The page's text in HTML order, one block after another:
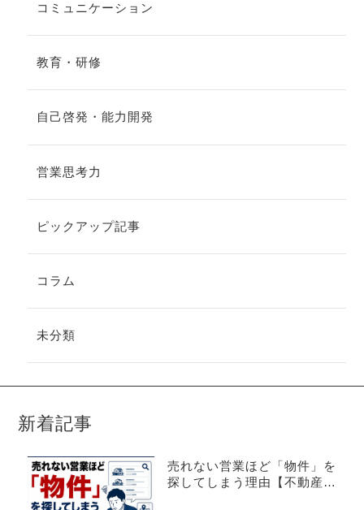
コミュニケーション
教育・研修
自己啓発・能力開発
営業思考力
ピックアップ記事
コラム
未分類
新着記事
売れない営業ほど「物件」を
探してしまう理由【不動産売